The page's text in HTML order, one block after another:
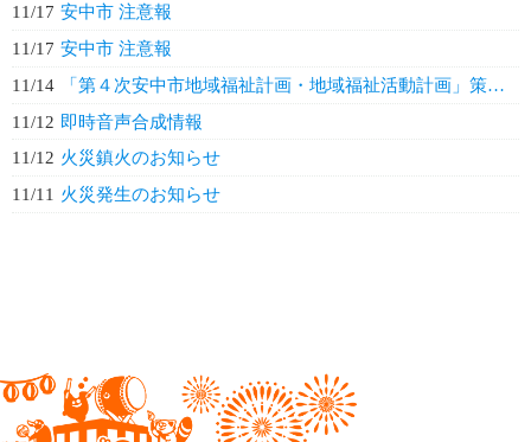
11/17 安中市 注意報
11/17 安中市 注意報
11/14
「第４次安中市地域福祉計画・地域福祉活動計画」策定のための意見募集
11/12 即時音声合成情報
11/12 火災鎮火のお知らせ
11/11 火災発生のお知らせ